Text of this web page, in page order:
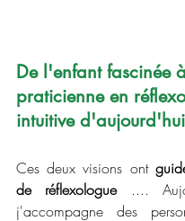
De l'enfant fascinée
praticienne en
intuitive d'aujourd'hui
Ces deux visions ont
de réflexologue
....